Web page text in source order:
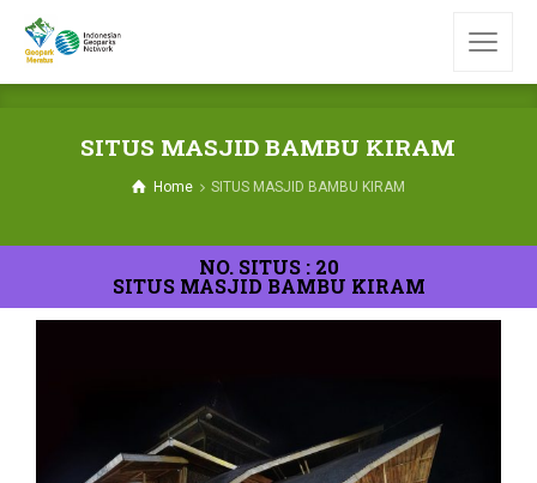
SITUS MASJID BAMBU KIRAM
Home SITUS MASJID BAMBU KIRAM
NO. SITUS : 20
SITUS MASJID BAMBU KIRAM